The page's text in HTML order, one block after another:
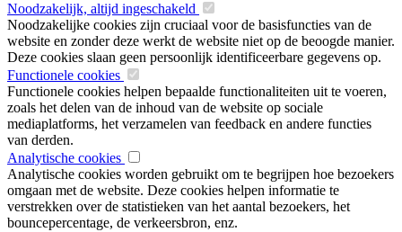
Noodzakelijk, altijd ingeschakeld
Noodzakelijke cookies zijn cruciaal voor de basisfuncties van de
website en zonder deze werkt de website niet op de beoogde manier.
Deze cookies slaan geen persoonlijk identificeerbare gegevens op.
Functionele cookies
Functionele cookies helpen bepaalde functionaliteiten uit te voeren,
zoals het delen van de inhoud van de website op sociale
mediaplatforms, het verzamelen van feedback en andere functies
van derden.
Analytische cookies
Analytische cookies worden gebruikt om te begrijpen hoe bezoekers
omgaan met de website. Deze cookies helpen informatie te
verstrekken over de statistieken van het aantal bezoekers, het
bouncepercentage, de verkeersbron, enz.